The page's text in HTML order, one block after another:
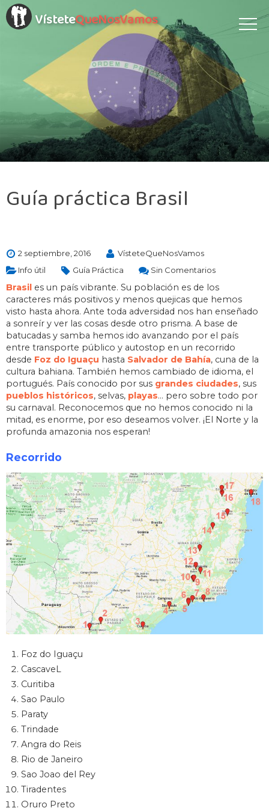
VísteteQueNosVamos
Guía práctica Brasil
2 septiembre, 2016
VísteteQueNosVamos
Info útil
Guía Práctica Sin Comentarios
Brasil es un país vibrante. Su población es de los
caracteres más positivos y menos quejicas que hemos
visto hasta ahora. Ante toda adversidad nos han enseñado
a sonreír y ver las cosas desde otro prisma. A base de
batucadas y samba hemos ido avanzando por el país
entre transporte público y autostop en un recorrido
desde Foz do Iguaçu hasta Salvador de Bahía, cuna de la
cultura bahiana. También hemos cambiado de idioma, el
portugués. País conocido por sus grandes ciudades, sus
pueblos históricos, selvas, playas… pero sobre todo por
su carnaval. Reconocemos que no hemos conocido ni la
mitad, es enorme, por eso deseamos volver. ¡El Norte y la
profunda amazonia nos esperan!
Recorrido
Foz do Iguaçu
CascaveL
Curitiba
Sao Paulo
Paraty
Trindade
Angra do Reis
Rio de Janeiro
Sao Joao del Rey
Tiradentes
Oruro Preto